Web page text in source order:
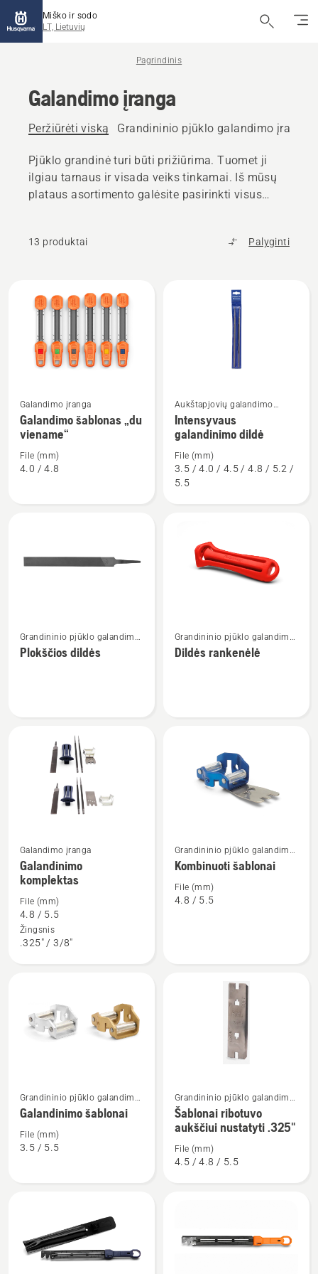
Miško ir sodo
LT, Lietuvių
Pagrindinis
Galandimo įranga
Peržiūrėti viską Grandininio pjūklo galandimo įranga
Pjūklo grandinė turi būti prižiūrima. Tuomet ji
ilgiau tarnaus ir visada veiks tinkamai. Iš mūsų
plataus asortimento galėsite pasirinkti visus
13 produktai Palyginti
visus
produktus
Žiūrėti
daugiau
detalių
apie
Galandimo
Galandimo įranga
Galandimo šablonas „du
viename“
File (mm)
4.0 / 4.8
Žiūrėti
daugiau
detalių
apie
Intensyvaus
galandinimo
Aukštapjovių galandimo
įranga
Intensyvaus
galandinimo dildė
File (mm)
3.5 / 4.0 / 4.5 / 4.8 / 5.2 /
5.5
daugiau
detalių
Grandininio pjūklo galandimo
įranga
Plokščios dildės
daugiau
detalių
Grandininio pjūklo galandimo
įranga
Dildės rankenėlė
Žiūrėti
daugiau
detalių
apie
Galandinimo
komplektas
Galandimo įranga
Galandinimo
komplektas
File (mm)
4.8 / 5.5
Žingsnis
.325" / 3/8"
Žiūrėti
daugiau
detalių
apie
Grandininio pjūklo galandimo
įranga
Kombinuoti šablonai
File (mm)
4.8 / 5.5
daugiau
detalių
apie
Galandinimo
Grandininio pjūklo galandimo
įranga
Galandinimo šablonai
File (mm)
3.5 / 5.5
daugiau
detalių
Šablonai
Grandininio pjūklo galandimo
įranga
Šablonai ribotuvo
aukščiui nustatyti .325"
File (mm)
4.5 / 4.8 / 5.5